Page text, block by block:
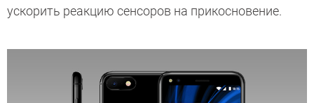
ускорить реакцию сенсоров на прикосновение.